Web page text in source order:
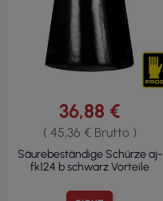
36,88 €
( 45,36 € Brutto )
Säurebeständige Schürze aj-
fk124 b schwarz Vorteile